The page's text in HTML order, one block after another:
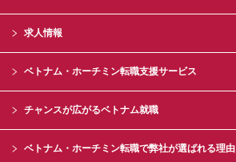
求人情報
ベトナム・ホーチミン転職支援サービス
チャンスが広がるベトナム就職
ベトナム・ホーチミン転職で弊社が選ばれる理由